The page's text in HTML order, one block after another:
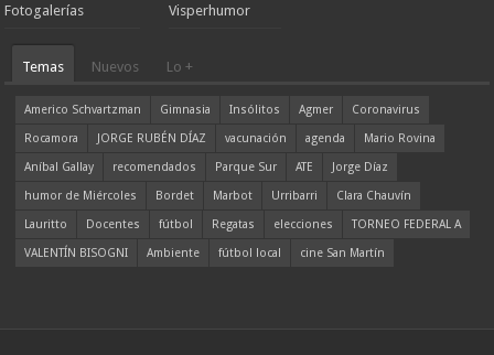
Fotogalerías Visperhumor
Temas Nuevos Lo +
Americo Schvartzman Gimnasia Insólitos Agmer
Coronavirus
Rocamora
JORGE RUBÉN DÍAZ vacunación agenda
Mario Rovina
Aníbal Gallay
recomendados Parque Sur ATE
Jorge Díaz
humor de Miércoles
Bordet Marbot Urribarri
Clara Chauvín
Lauritto
Docentes fútbol Regatas elecciones
TORNEO FEDERAL A
VALENTÍN BISOGNI
Ambiente fútbol local cine San Martín